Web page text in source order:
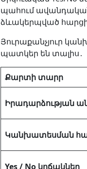
պահում
ձևակերպված
Յուրաքանչյուր
պատկեր են տալիս․
Քարտի տարր
Իրադարձության
Կանխատեսման
Yes / No կոճակներ